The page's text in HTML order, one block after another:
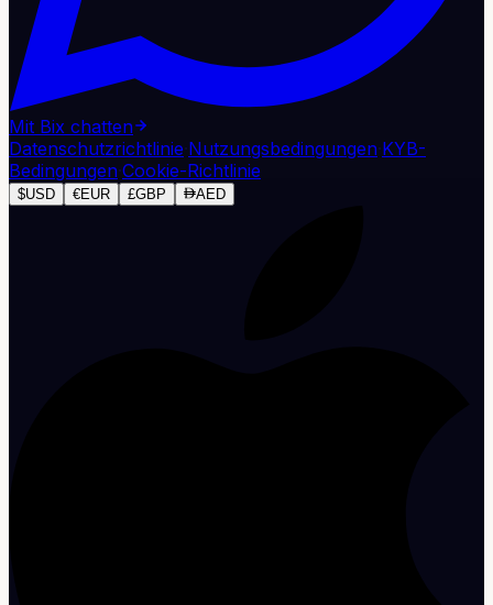
Mit Bix chatten
Datenschutzrichtlinie·Nutzungsbedingungen·KYB-
Bedingungen·Cookie-Richtlinie
$USD €EUR £GBP AED